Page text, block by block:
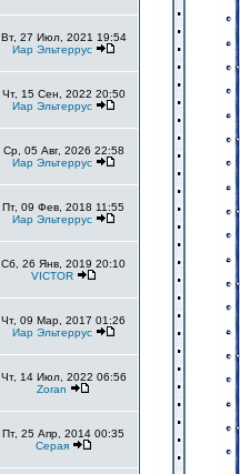
Вт, 27 Июл, 2021 19:54
Иар Эльтеррус
Чт, 15 Сен, 2022 20:50
Иар Эльтеррус
Ср, 05 Авг, 2026 22:58
Иар Эльтеррус
Пт, 09 Фев, 2018 11:55
Иар Эльтеррус
Сб, 26 Янв, 2019 20:10
VICTOR
Чт, 09 Мар, 2017 01:26
Иар Эльтеррус
Чт, 14 Июл, 2022 06:56
Zoran
Пт, 25 Апр, 2014 00:35
Серая